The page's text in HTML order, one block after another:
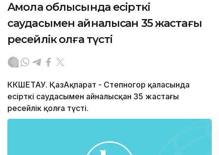
Ақмола облысында есірткі
саудасымен айналысқан 35 жастағы
ресейлік қолға түсті
КӨКШЕТАУ. ҚазАқпарат - Степногор қаласында
есірткі саудасымен айналысқан 35 жастағы
ресейлік қолға түсті.